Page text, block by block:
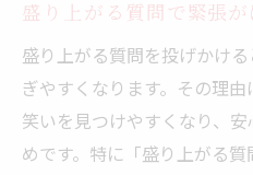
盛り上がる質問で緊張
盛り上がる質問を投げかけ
ぎやすくなります。その理
笑いを見つけやすくなり、
めです。特に「盛り上がる